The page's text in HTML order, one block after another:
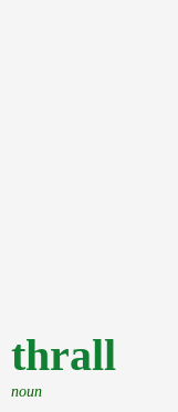
thrall
noun